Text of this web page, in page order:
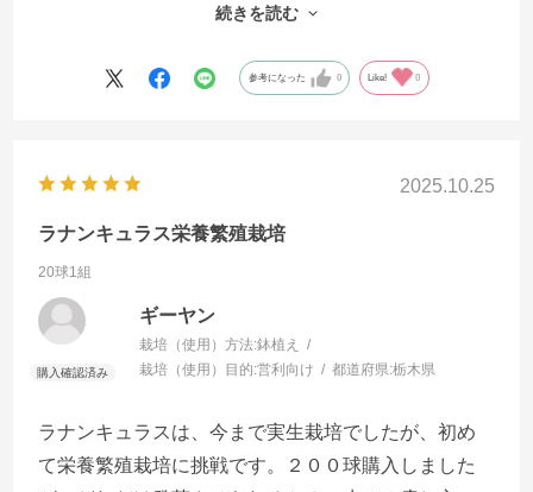
続きを読む
参考になった 0 Like! 0
2025.10.25
ラナンキュラス栄養繁殖栽培
20球1組
ギーヤン
栽培（使用）方法:鉢植え
栽培（使用）目的:営利向け 都道府県:栃木県
ラナンキュラスは、今まで実生栽培でしたが、初め
て栄養繁殖栽培に挑戦です。２００球購入しました